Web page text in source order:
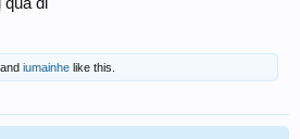
and iumainhe like this.